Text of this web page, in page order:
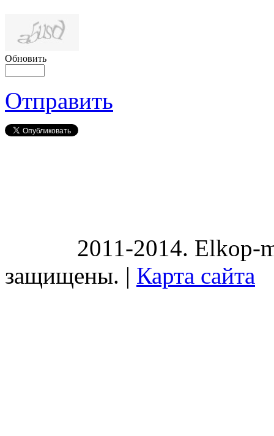
Обновить
Отправить
2011-2014. Elkop-
защищены. | Карта сайта